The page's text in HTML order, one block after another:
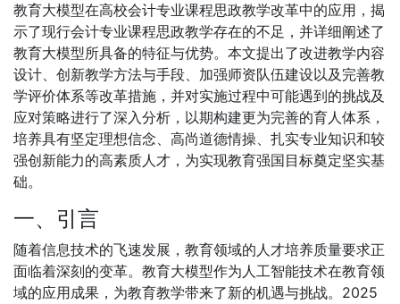
教育大模型在高校会计专业课程思政教学改革中的应用，揭
示了现行会计专业课程思政教学存在的不足，并详细阐述了
教育大模型所具备的特征与优势。本文提出了改进教学内容
设计、创新教学方法与手段、加强师资队伍建设以及完善教
学评价体系等改革措施，并对实施过程中可能遇到的挑战及
应对策略进行了深入分析，以期构建更为完善的育人体系，
培养具有坚定理想信念、高尚道德情操、扎实专业知识和较
强创新能力的高素质人才，为实现教育强国目标奠定坚实基
础。
一、引言
随着信息技术的飞速发展，教育领域的人才培养质量要求正
面临着深刻的变革。教育大模型作为人工智能技术在教育领
域的应用成果，为教育教学带来了新的机遇与挑战。2025